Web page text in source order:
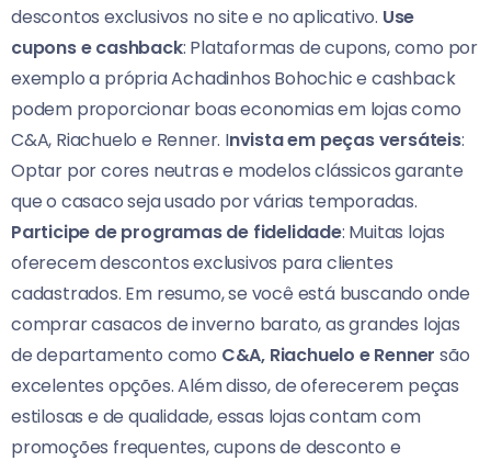
descontos exclusivos no site e no aplicativo. Use
cupons e cashback: Plataformas de cupons, como por
exemplo a própria Achadinhos Bohochic e cashback
podem proporcionar boas economias em lojas como
C&A, Riachuelo e Renner. Invista em peças versáteis:
Optar por cores neutras e modelos clássicos garante
que o casaco seja usado por várias temporadas.
Participe de programas de fidelidade: Muitas lojas
oferecem descontos exclusivos para clientes
cadastrados. Em resumo, se você está buscando onde
comprar casacos de inverno barato, as grandes lojas
de departamento como C&A, Riachuelo e Renner são
excelentes opções. Além disso, de oferecerem peças
estilosas e de qualidade, essas lojas contam com
promoções frequentes, cupons de desconto e